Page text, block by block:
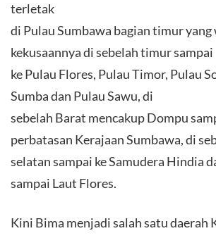
terletak
di Pulau Sumbawa bagian timur yang
kekusaannya di sebelah timur sampai
ke Pulau Flores, Pulau Timor, Pulau
Sumba dan Pulau Sawu, di
sebelah Barat mencakup Dompu
perbatasan Kerajaan Sumbawa, di
selatan sampai ke Samudera Hindia
sampai Laut Flores.
Kini Bima menjadi salah satu daerah